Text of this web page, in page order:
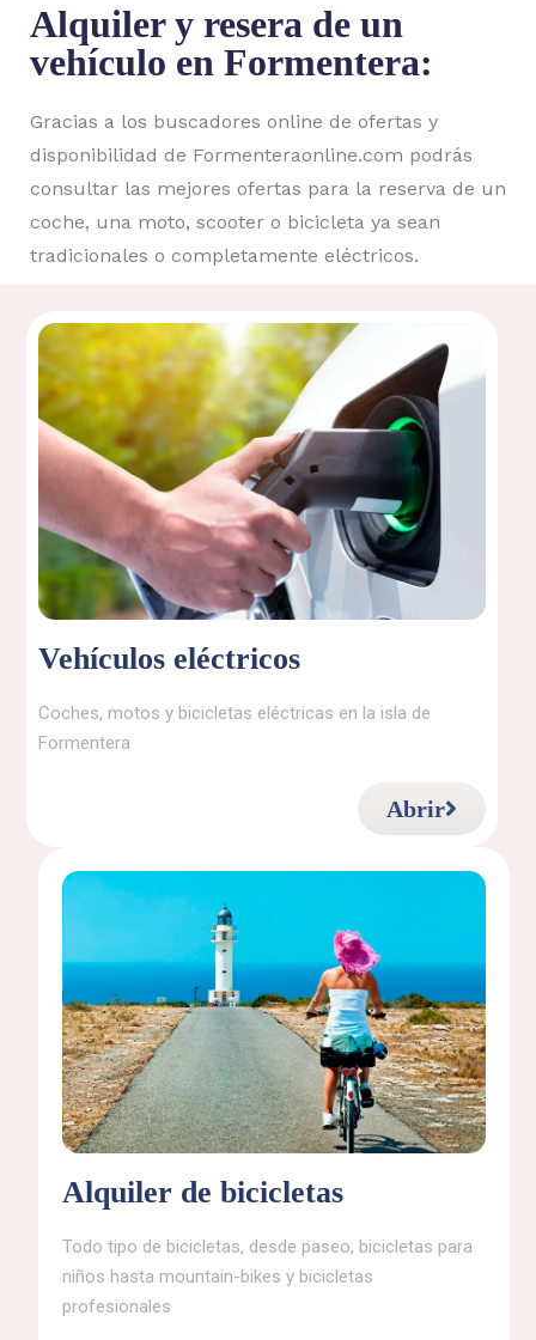
Alquiler y resera de un
vehículo en Formentera:
Gracias a los buscadores online de ofertas y
disponibilidad de Formenteraonline.com podrás
consultar las mejores ofertas para la reserva de un
coche, una moto, scooter o bicicleta ya sean
tradicionales o completamente eléctricos.
Vehículos eléctricos
Coches, motos y bicicletas eléctricas en la isla de
Formentera
Abrir
Alquiler de bicicletas
Todo tipo de bicicletas, desde paseo, bicicletas para
niños hasta mountain-bikes y bicicletas
profesionales